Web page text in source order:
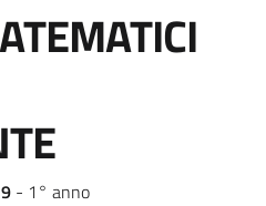
- 1° anno